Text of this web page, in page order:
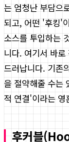
는 엄청난 부담으
되고, 어떤 '후킹'
소스를 투입하는
니다. 여기서 바로
드러납니다. 기존
을 절약해줄 수는
적 연결'이라는 영
후커블